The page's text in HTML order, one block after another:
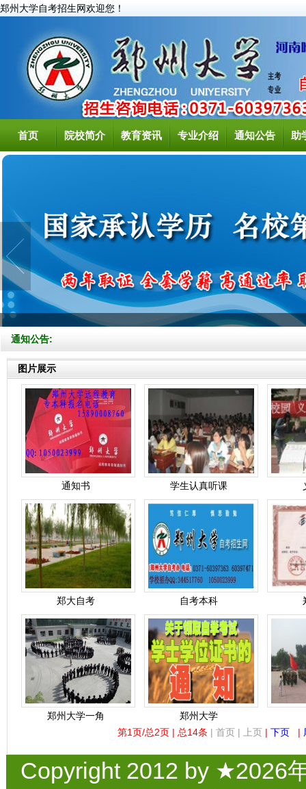
郑州大学自考招生网欢迎您！
首页 院校简介 教育资讯 专业介绍 通知公告 助
通知公告:
图片展示
通知书 学生认真听课
郑大自考 自考本科
郑州大学一角
郑州大学
第1页/总2页 | 总14条 | 首页 | 上页| 下页|
Copyright 2012 by ★2026